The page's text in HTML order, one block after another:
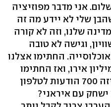
אני מדבר מפוזיציה
שלי לא יידע מה זה
שלנו, וזה לא קורה
וגישה לא טובה
החתימו אצלנו
שחקן ספרדי ב־7 מיליון אירו, ואז החתימו
שחקן מאיראן ואני מקבל איזה 700 הודעות לטלפון
עם איראני?